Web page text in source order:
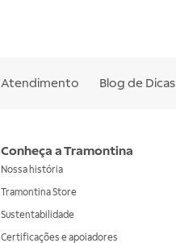
Atendimento Blog de Dicas
Conheça a Tramontina
Nossa história
Tramontina Store
Sustentabilidade
Certificações e apoiadores